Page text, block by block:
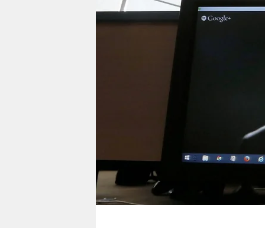
wahrheit
veranstaltungen
unterstützen
abo
genossenschaft